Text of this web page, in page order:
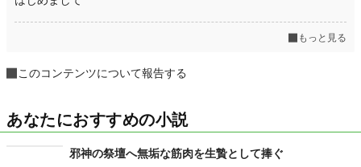
もっと見る
このコンテンツについて報告する
あなたにおすすめの小説
邪神の祭壇へ無垢な筋肉を生贄として捧ぐ